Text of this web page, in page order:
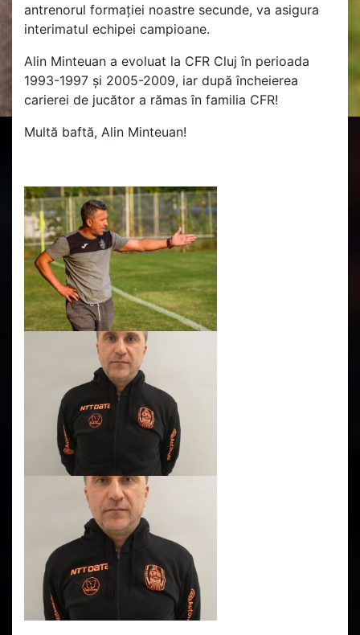
antrenorul formației noastre secunde, va asigura
interimatul echipei campioane.
Alin Minteuan a evoluat la CFR Cluj în perioada
1993-1997 și 2005-2009, iar după încheierea
carierei de jucător a rămas în familia CFR!
Multă baftă, Alin Minteuan!